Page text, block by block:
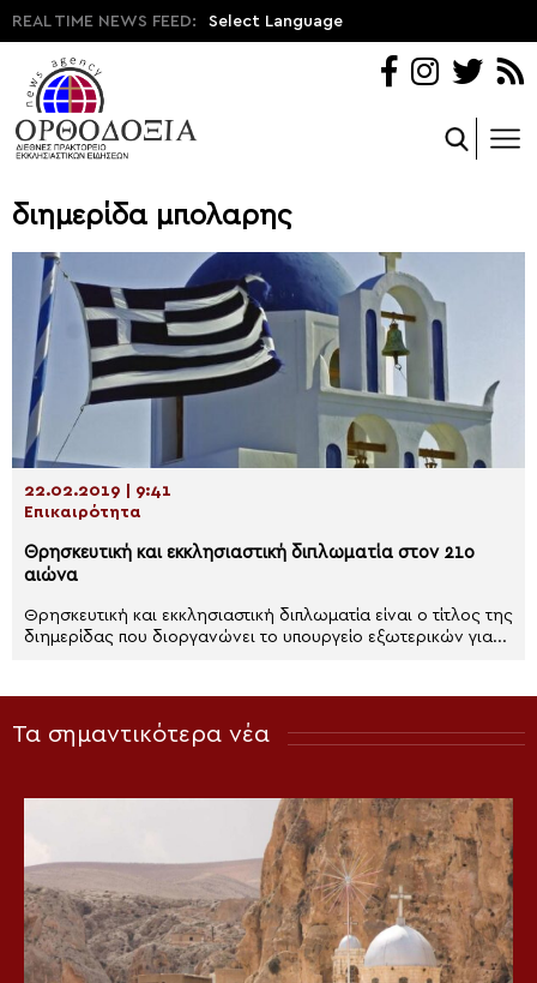
REAL TIME NEWS FEED: Select Language
διημερίδα μπολαρης
22.02.2019 | 9:41
Επικαιρότητα
Θρησκευτική και εκκλησιαστική διπλωματία στον 21ο
αιώνα
Θρησκευτική και εκκλησιαστική διπλωματία είναι ο τίτλος της
διημερίδας που διοργανώνει το υπουργείο εξωτερικών για...
Τα σημαντικότερα νέα